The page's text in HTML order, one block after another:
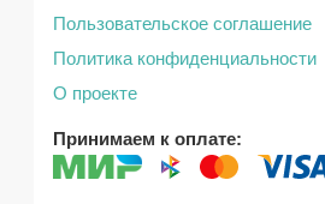
Пользовательское соглашение
Политика конфиденциальности
О проекте
Принимаем к оплате: